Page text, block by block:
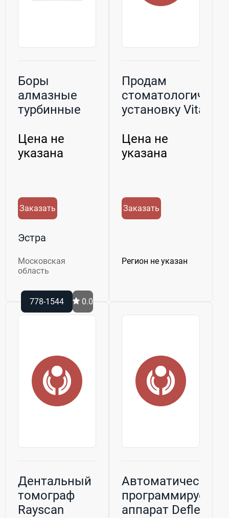
Боры
алмазные
турбинные
White в
папке-аль...
Цена не
указана
Заказать
Эстра
Московская
область
778-1544 0.0
Продам
установку Vitali
Цена не
указана
Заказать
Регион не указан
Дентальный
томограф
Rayscan
Автоматический
аппарат Deflex